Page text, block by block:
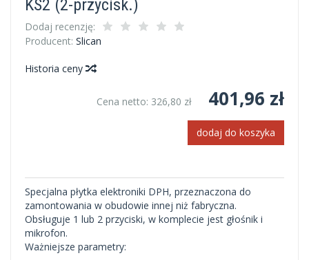
KS2 (2-przycisk.)
Dodaj recenzję:
Producent: Slican
Historia ceny
Cena netto: 326,80 zł 401,96 zł
dodaj do koszyka
Specjalna płytka elektroniki DPH, przeznaczona do
zamontowania w obudowie innej niż fabryczna.
Obsługuje 1 lub 2 przyciski, w komplecie jest głośnik i
mikrofon.
Ważniejsze parametry: